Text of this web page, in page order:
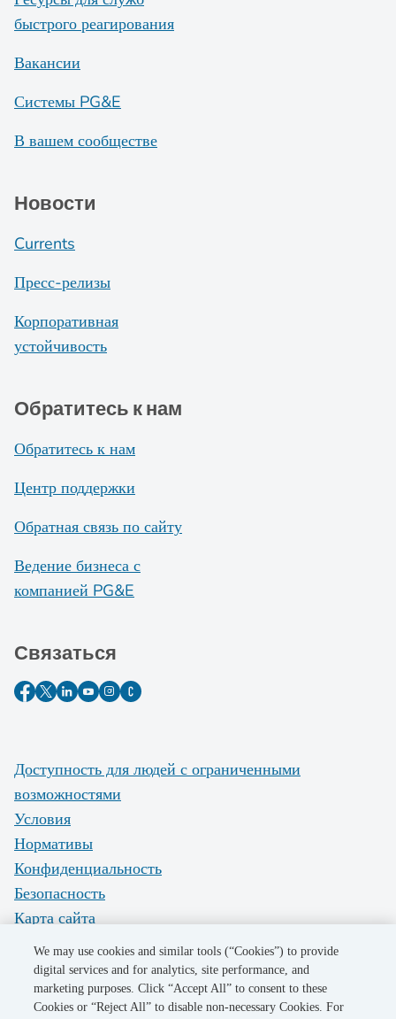
быстрого реагирования
Вакансии
Системы PG&E
В вашем сообществе
Новости
Currents
Пресс-релизы
Корпоративная
устойчивость
Обратитесь к нам
Обратитесь к нам
Центр поддержки
Обратная связь по сайту
Ведение бизнеса с
компанией PG&E
Связаться
Доступность для людей с ограниченными
возможностями
Условия
Нормативы
Конфиденциальность
Безопасность
Карта сайта
Do Not Sell My Personal Information
©2026 Pacific Gas and Electric Company
We may use cookies and similar tools (“Cookies”) to provide
digital services and for analytics, site performance, and
marketing purposes. Click “Accept All” to consent to these
Cookies or “Reject All” to disable non-necessary Cookies. For